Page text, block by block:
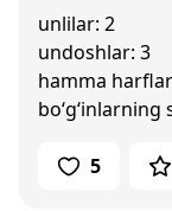
unlilar: 2
undoshlar: 3
hamma
bo‘g‘inlarning
5